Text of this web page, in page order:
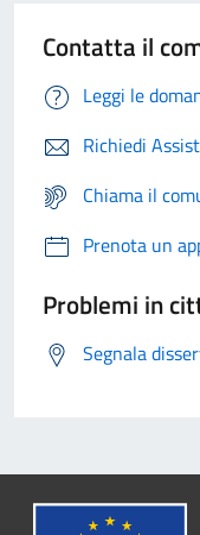
Contatta il
Leggi le
Richiedi
Chiama il
Prenota un
Problemi in
Segnala